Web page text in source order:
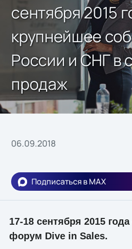
сентября 2015
крупнейшее
России и СНГ в
продаж
06.09.2018
Подписаться в MAX
17-18 сентября 2015
форум Dive in Sales.